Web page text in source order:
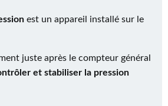
est un appareil installé sur le
juste après le compteur général
et stabiliser la pression